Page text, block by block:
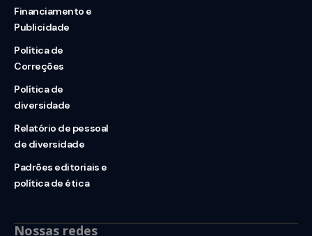
Financiamento e
Publicidade
Política de
Correções
Política de
diversidade
Relatório de pessoal
de diversidade
Padrões editoriais e
política de ética
Nossas redes